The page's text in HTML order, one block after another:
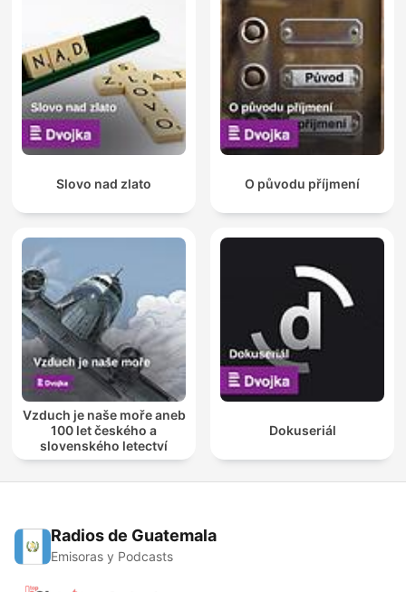
Slovo nad zlato O původu příjmení
Vzduch je naše moře aneb
100 let českého a
slovenského letectví
Dokuseriál
Radios de Guatemala
Emisoras y Podcasts